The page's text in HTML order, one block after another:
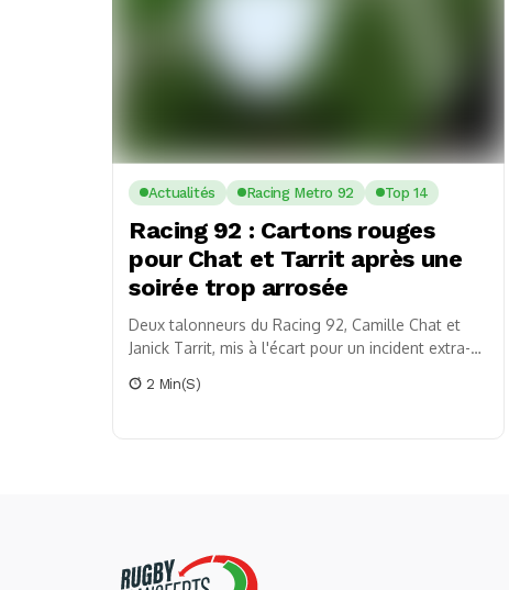
Actualités Racing Metro 92 Top 14
Racing 92 : Cartons rouges
pour Chat et Tarrit après une
soirée trop arrosée
Deux talonneurs du Racing 92, Camille Chat et
Janick Tarrit, mis à l'écart pour un incident extra-
2 Min(s)